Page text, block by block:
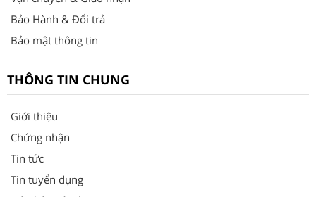
Bảo Hành & Đổi trả
Bảo mật thông tin
THÔNG TIN CHUNG
Giới thiệu
Chứng nhận
Tin tức
Tin tuyển dụng